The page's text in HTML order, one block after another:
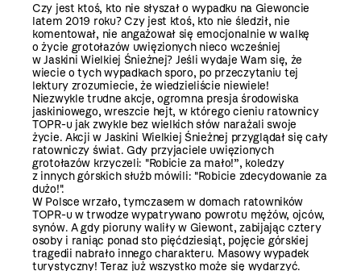
Czy jest ktoś, kto nie słyszał o wypadku na Giewoncie
latem 2019 roku? Czy jest ktoś, kto nie śledził, nie
komentował, nie angażował się emocjonalnie w walkę
o życie grotołazów uwięzionych nieco wcześniej
w Jaskini Wielkiej Śnieżnej? Jeśli wydaje Wam się, że
wiecie o tych wypadkach sporo, po przeczytaniu tej
lektury zrozumiecie, że wiedzieliście niewiele!
Niezwykle trudne akcje, ogromna presja środowiska
jaskiniowego, wreszcie hejt, w którego cieniu ratownicy
TOPR-u jak zwykle bez wielkich słów narażali swoje
życie. Akcji w Jaskini Wielkiej Śnieżnej przyglądał się cały
ratowniczy świat. Gdy przyjaciele uwięzionych
grotołazów krzyczeli: "Robicie za mało!”, koledzy
z innych górskich służb mówili: "Robicie zdecydowanie za
dużo!".
W Polsce wrzało, tymczasem w domach ratowników
TOPR-u w trwodze wypatrywano powrotu mężów, ojców,
synów. A gdy pioruny waliły w Giewont, zabijając cztery
osoby i raniąc ponad sto pięćdziesiąt, pojęcie górskiej
tragedii nabrało innego charakteru. Masowy wypadek
turystyczny! Teraz już wszystko może się wydarzyć.